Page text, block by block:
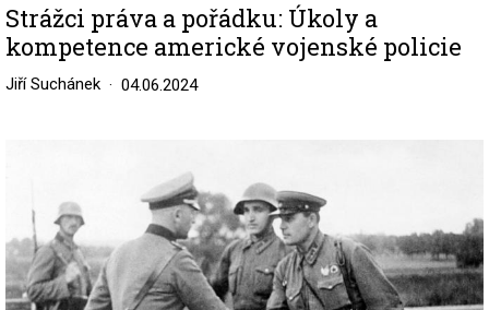
Strážci práva a pořádku: Úkoly a
kompetence americké vojenské policie
Jiří Suchánek 04.06.2024